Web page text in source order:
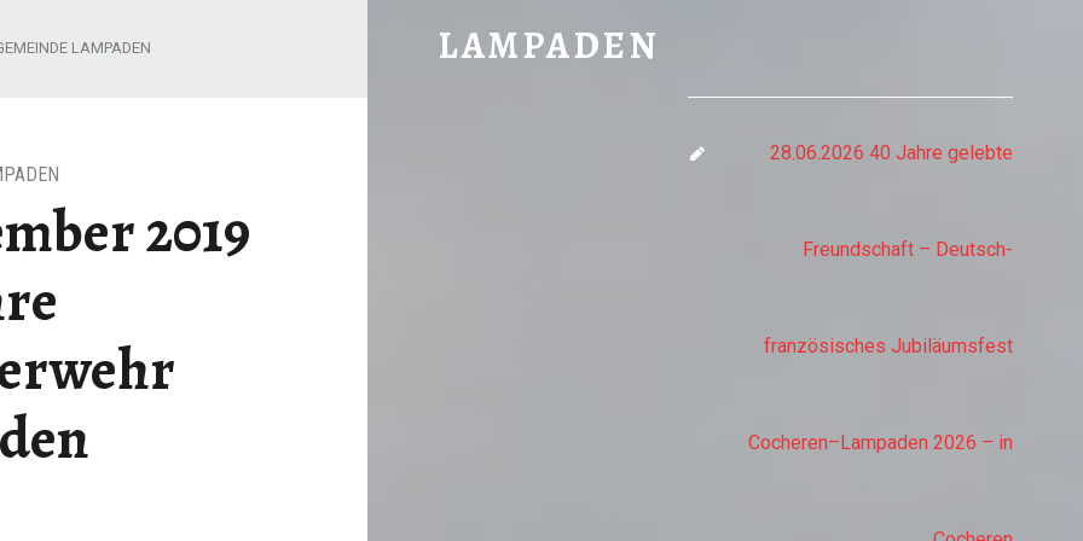
LAMPADEN
28.06.2026 40 Jahre gelebte
Freundschaft – Deutsch-
französisches Jubiläumsfest
Cocheren–Lampaden 2026 – in
2019
LAMPADEN